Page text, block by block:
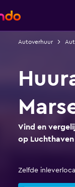
Autoverhuur
Vind en
op
Zelfde